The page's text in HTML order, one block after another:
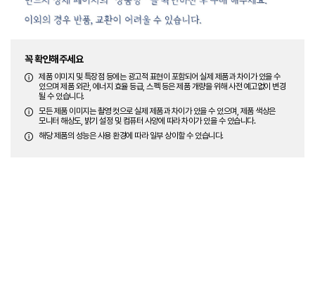
꼭 확인해주세요
제품 이미지 및 특장점 등에는 광고적 표현이 포함되어 실제 제품과 차이가 있을 수
있으며 제품 외관, 에너지 효율 등급, 스펙 등은 제품 개량을 위해 사전 예고없이 변경
될 수 있습니다.
모든 제품 이미지는 촬영 컷으로 실제 제품과 차이가 있을 수 있으며, 제품 색상은
모니터 해상도, 밝기 설정 및 컴퓨터 사양에 따라 차이가 있을 수 있습니다.
해당 제품의 성능은 사용 환경에 따라 일부 상이할 수 있습니다.